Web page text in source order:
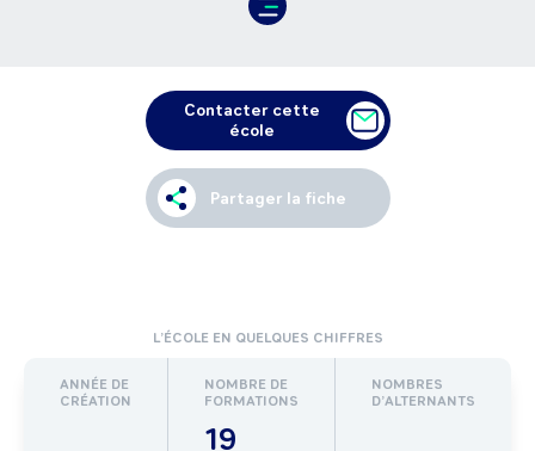
Contacter cette
école
Partager la fiche
L’ÉCOLE EN QUELQUES CHIFFRES
ANNÉE DE
CRÉATION
NOMBRE DE
FORMATIONS
19
NOMBRES
D’ALTERNANTS